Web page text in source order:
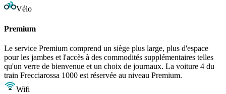
Vélo
Premium
Le service Premium comprend un siège plus large, plus d'espace
pour les jambes et l'accès à des commodités supplémentaires telles
qu'un verre de bienvenue et un choix de journaux. La voiture 4 du
train Frecciarossa 1000 est réservée au niveau Premium.
Wifi